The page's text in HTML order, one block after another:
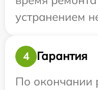
устранением
4
Гарантия
По окончании